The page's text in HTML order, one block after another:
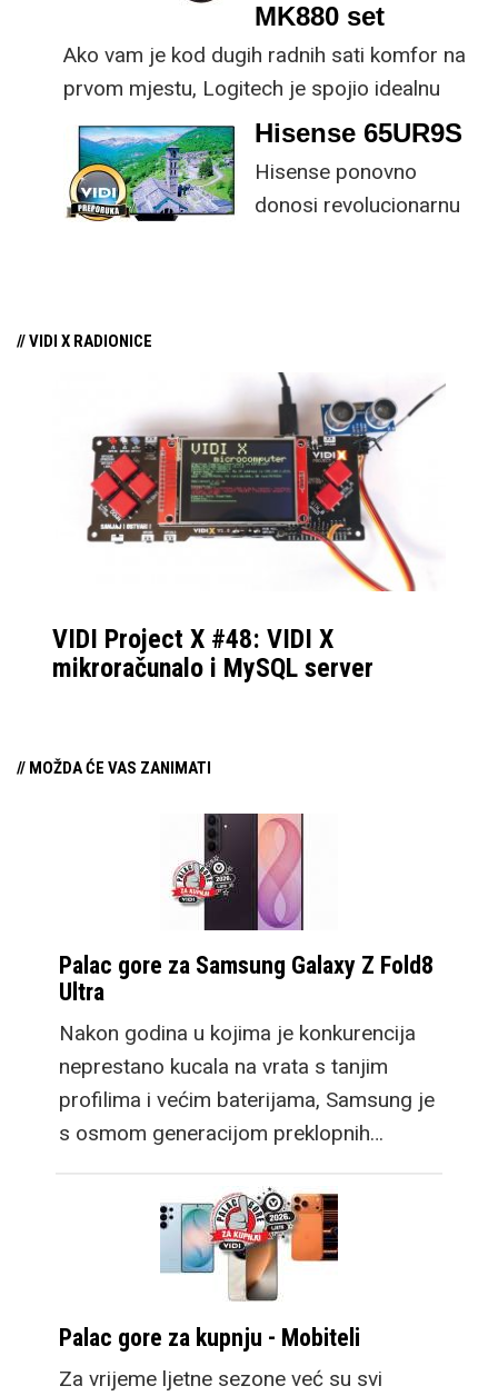
MK880 set
Ako vam je kod dugih radnih sati komfor na
prvom mjestu, Logitech je spojio idealnu
kombinaciju tipkovnice i miša s naprednim
funkcijama.
Hisense 65UR9S
Hisense ponovno
donosi revolucionarnu
// VIDI X RADIONICE
VIDI Project X #48: VIDI X
mikroračunalo i MySQL server
// MOŽDA ĆE VAS ZANIMATI
Palac gore za Samsung Galaxy Z Fold8
Ultra
Nakon godina u kojima je konkurencija
neprestano kucala na vrata s tanjim
profilima i većim baterijama, Samsung je
s osmom generacijom preklopnih…
Palac gore za kupnju - Mobiteli
Za vrijeme ljetne sezone već su svi